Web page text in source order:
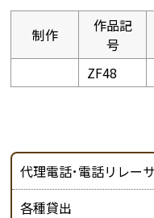
制作
作品記
号
ZF48
代理電話･電話リレー
各種貸出